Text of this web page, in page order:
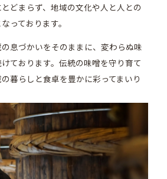
どまらず、地域の文化や人と人との
っております。
息づかいをそのままに、変わらぬ味
ております。伝統の味噌を守り育て
暮らしと食卓を豊かに彩ってまいり